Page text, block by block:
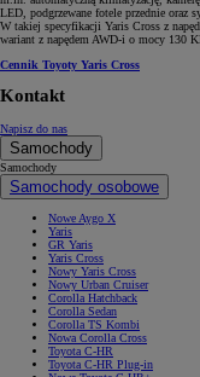
LED, podgrzewane fotele przednie oraz
W takiej specyfikacji Yaris Cross z
wariant z napędem AWD-i o mocy 130
Cennik Toyoty Yaris Cross
Kontakt
Napisz do nas
Samochody
Samochody
Samochody osobowe
Nowe Aygo X
Yaris
GR Yaris
Yaris Cross
Nowy Yaris Cross
Nowy Urban Cruiser
Corolla Hatchback
Corolla Sedan
Corolla TS Kombi
Nowa Corolla Cross
Toyota C-HR
Toyota C-HR Plug-in